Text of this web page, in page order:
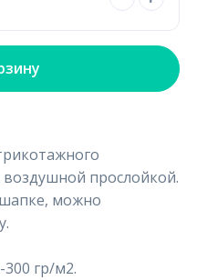
воздушной прослойкой.
можно
гр/м2.